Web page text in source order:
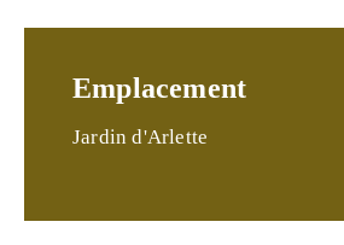
Emplacement
Jardin d'Arlette